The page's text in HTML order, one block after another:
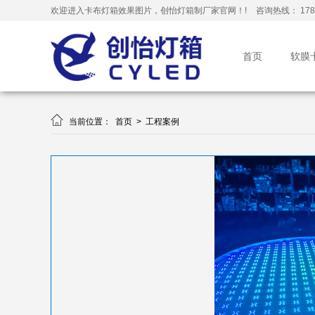
欢迎进入卡布灯箱效果图片，创怡灯箱制厂家官网！! 咨询热线：
首页 软膜
 当前位置： 首页 > 工程案例